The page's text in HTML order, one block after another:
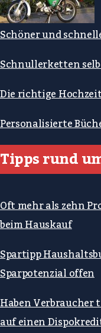
Schöner und
Schnullerketten
Die richtige
Personalisierte
Tipps rund
Oft mehr als zehn
beim Hauskauf
Spartipp
Sparpotenzial offen
Haben Verbraucher
auf einen